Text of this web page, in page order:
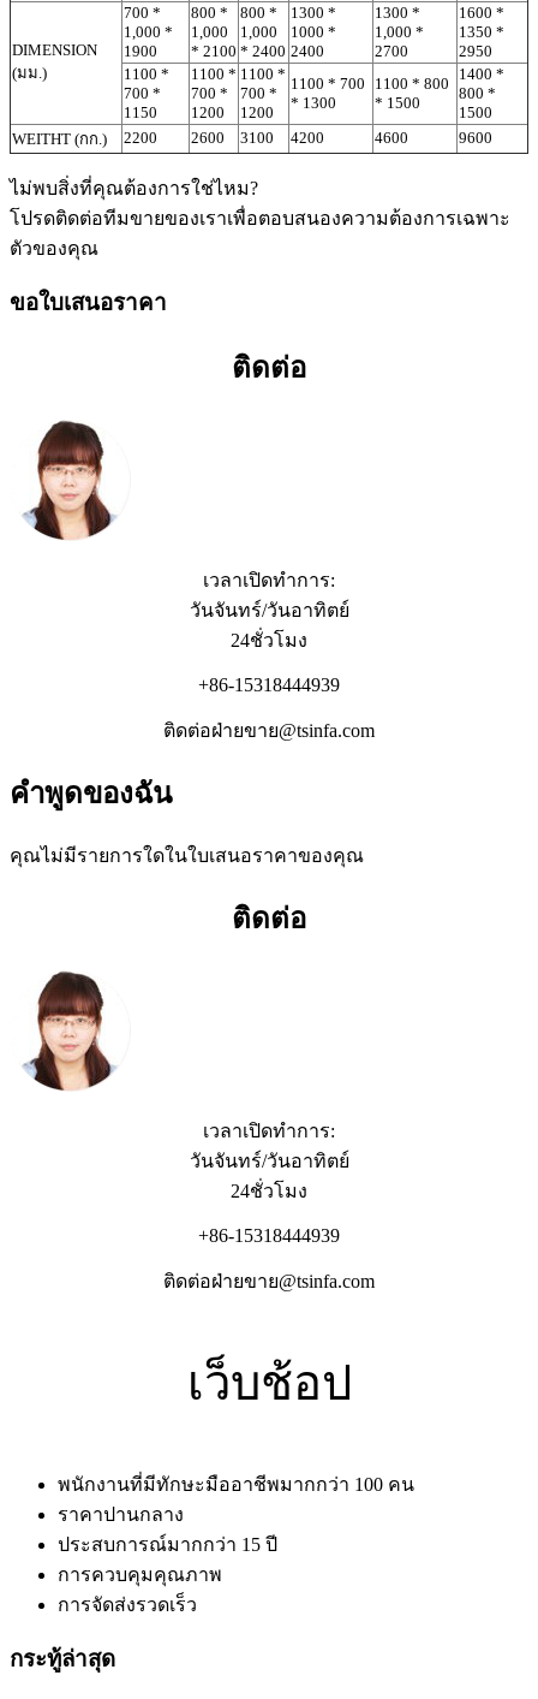
DIMENSION
(มม.)
700 *
1,000 *
1900
800 *
1,000
* 2100
800 *
1,000
* 2400
1300 *
1000 *
2400
1300 *
1,000 *
2700
1600 *
1350 *
2950
1100 *
700 *
1150
1100 *
700 *
1200
1100 *
700 *
1200
1100 * 700
* 1300
1100 * 800
* 1500
1400 *
800 *
1500
WEITHT (กก.)
2200 2600 3100 4200 4600 9600
ไม่พบสิ่งที่คุณต้องการใช่ไหม?
โปรดติดต่อทีมขายของเราเพื่อตอบสนองความต้องการเฉพาะ
ตัวของคุณ
ขอใบเสนอราคา
ติดต่อ
เวลาเปิดทำการ:
วันจันทร์/วันอาทิตย์
24ชั่วโมง
+86-15318444939
ติดต่อฝ่ายขาย@tsinfa.com
คำพูดของฉัน
คุณไม่มีรายการใดในใบเสนอราคาของคุณ
ติดต่อ
เวลาเปิดทำการ:
วันจันทร์/วันอาทิตย์
24ชั่วโมง
+86-15318444939
ติดต่อฝ่ายขาย@tsinfa.com
เว็บช้อป
พนักงานที่มีทักษะมืออาชีพมากกว่า 100 คน
ราคาปานกลาง
ประสบการณ์มากกว่า 15 ปี
การควบคุมคุณภาพ
การจัดส่งรวดเร็ว
กระทู้ล่าสุด